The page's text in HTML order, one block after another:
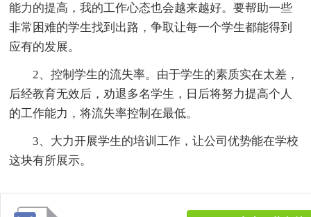
能力的提高，我的工作心态也会越来越好。要帮助一些
非常困难的学生找到出路，争取让每一个学生都能得到
应有的发展。
2、控制学生的流失率。由于学生的素质实在太差，
后经教育无效后，劝退多名学生，日后将努力提高个人
的工作能力，将流失率控制在最低。
3、大力开展学生的培训工作，让公司优势能在学校
这块有所展示。